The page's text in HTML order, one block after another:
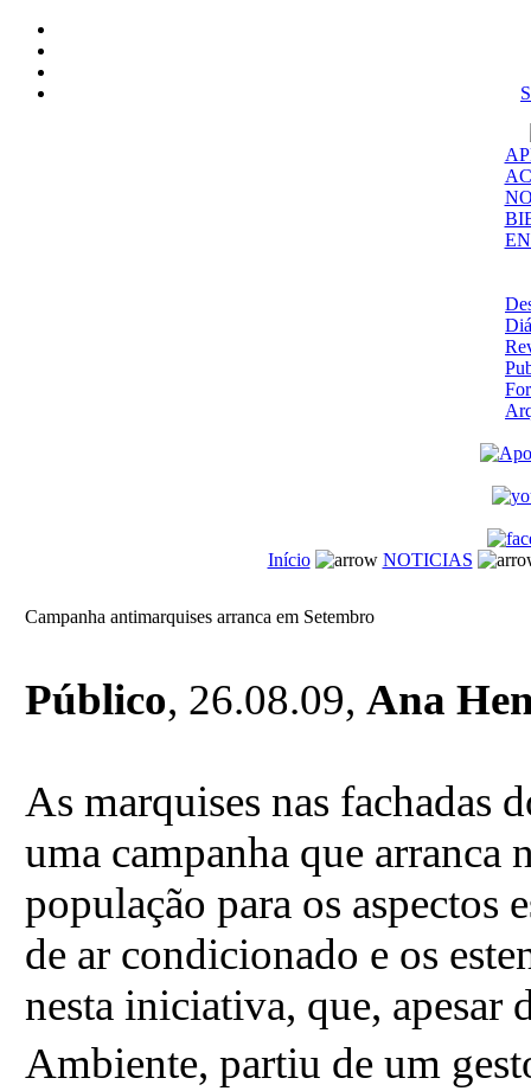
Início NOTICIAS
Campanha antimarquises arranca em Setembro
Público, 26.08.09, Ana
As marquises nas fachadas
uma campanha que arranca
população para os aspectos
de ar condicionado e os
nesta iniciativa, que,
Ambiente, partiu de um